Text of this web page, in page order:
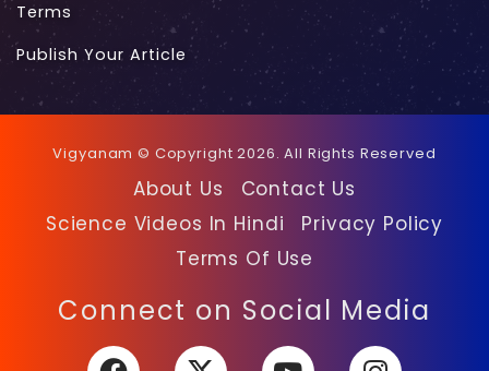
Terms
Publish Your Article
Vigyanam © Copyright 2026. All Rights Reserved
About Us
Contact Us
Science Videos In Hindi
Privacy Policy
Terms Of Use